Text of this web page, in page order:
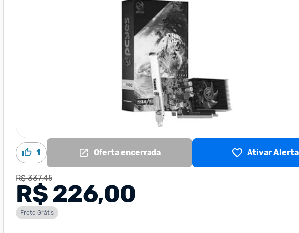
1 Oferta encerrada Ativar Alerta
R$ 337,45
R$ 226,00
Frete Grátis